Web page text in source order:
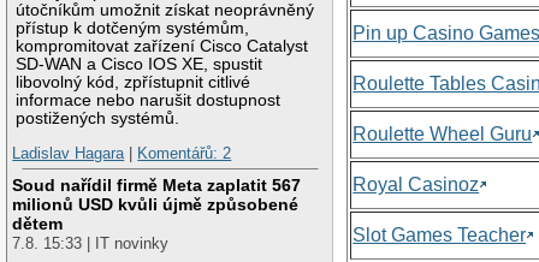
útočníkům umožnit získat neoprávněný
přístup k dotčeným systémům,
kompromitovat zařízení Cisco Catalyst
SD-WAN a Cisco IOS XE, spustit
libovolný kód, zpřístupnit citlivé
informace nebo narušit dostupnost
postižených systémů.
Ladislav Hagara| Komentářů: 2
Soud nařídil firmě Meta zaplatit 567
milionů USD kvůli újmě způsobené
dětem
7.8. 15:33 | IT novinky
Pin up Casino
Roulette Tables
Roulette Wheel Guru
Royal Casinoz
Slot Games Teacher